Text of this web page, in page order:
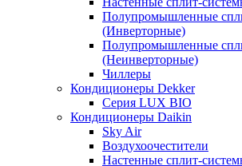
Полупромышленные
(Инверторные)
Полупромышленные
(Неинверторные)
Чиллеры
Кондиционеры Dekker
Серия LUX BIO
Кондиционеры Daikin
Sky Air
Воздухоочестители
Настенные сплит-